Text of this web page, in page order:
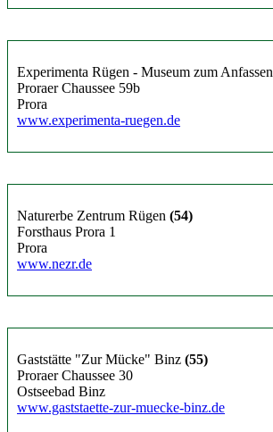
Experimenta Rügen - Museum zum Anfassen
Proraer Chaussee 59b
Prora
www.experimenta-ruegen.de
Naturerbe Zentrum Rügen (54)
Forsthaus Prora 1
Prora
www.nezr.de
Gaststätte "Zur Mücke" Binz (55)
Proraer Chaussee 30
Ostseebad Binz
www.gaststaette-zur-muecke-binz.de